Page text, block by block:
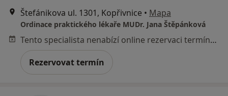
Štefánikova ul. 1301, Kopřivnice • Mapa
Ordinace praktického lékaře MUDr. Jana Štěpánková
Tento specialista nenabízí online rezervaci termínu na této adrese.
Rezervovat termín